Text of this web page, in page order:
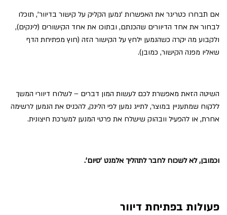
אם תבחרו כטריגר את האפשרות 'נמען הקליק על קישור בדיוור', תוכלו
לבחור את אחד הדיוורים שהכנתם, ובתוכו את אחד הקישורים (לינקים),
ולקבוע מה יקרה כשהנמען ילחץ על הקישור הזה (חוץ מפתיחת הדף
שאליו מפנה הקישור, כמובן).
השיטה הזאת מאפשרת לכם לעשות המון דברים – לשלוח דיוורי המשך
ללקוח שמתעניין במוצר, לתייג נמען לפי הלינק, להכניס את הנמען לרשימה
אחרת, או להפעיל וובהוק שישלח את פרטי המנען למערכת חיצונית.
וכמובן, לא לשכוח לחבר לתהליך אלמנט 'סיום'.
פעולות בפתיחת דיוור